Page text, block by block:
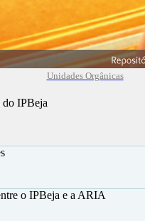
Unidades Orgânicas
IPBeja
o IPBeja e a ARIA